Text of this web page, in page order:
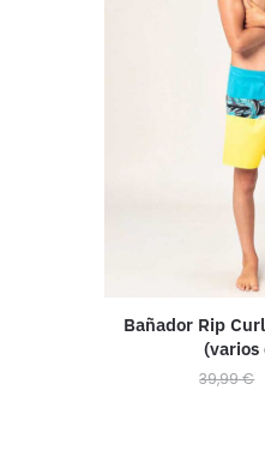
Bañador Rip
(varios
39,99€